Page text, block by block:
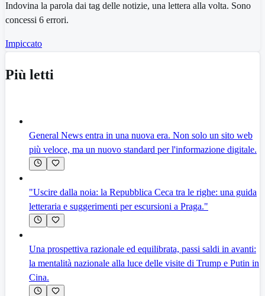
Indovina la parola dai tag delle notizie, una lettera alla volta. Sono
concessi 6 errori.
Impiccato
Più letti
General News entra in una nuova era. Non solo un sito web
più veloce, ma un nuovo standard per l'informazione digitale.
"Uscire dalla noia: la Repubblica Ceca tra le righe: una guida
letteraria e suggerimenti per escursioni a Praga."
Una prospettiva razionale ed equilibrata, passi saldi in avanti:
la mentalità nazionale alla luce delle visite di Trump e Putin in
Cina.